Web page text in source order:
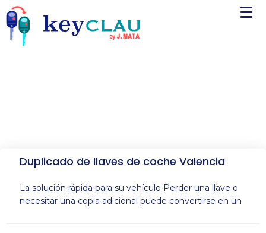
Duplicado de llaves de coche Valencia
La solución rápida para su vehículo Perder una llave o
necesitar una copia adicional puede convertirse en un